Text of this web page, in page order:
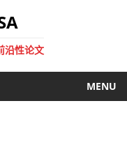
沿性论文
MENU